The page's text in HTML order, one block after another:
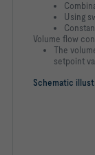
Schematic
Using
Volume flow
The
setpoint